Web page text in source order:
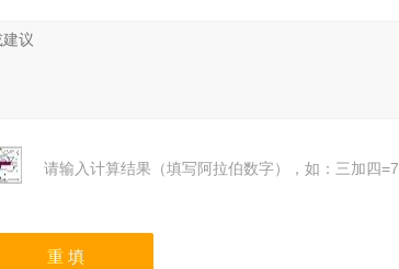
请输入计算结果（填写阿拉伯数字），如：三加四=7